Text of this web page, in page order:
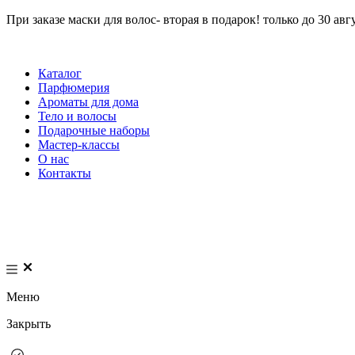
При заказе маски для волос- вторая в подарок! только до 30
Каталог
Парфюмерия
Ароматы для дома
Тело и волосы
Подарочные наборы
Мастер-классы
О нас
Контакты
Меню
Закрыть